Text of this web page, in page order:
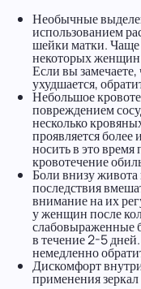
Необычные
использованием
шейки матки. Чаще
некоторых женщин
Если вы
ухудшается,
Небольшое
повреждением
несколько
проявляется более
носить в это
кровотечение
Боли внизу живота
последствия
внимание на их
у женщин после
слабовыраженные
в течение 2-5
немедленно
Дискомфорт
применения